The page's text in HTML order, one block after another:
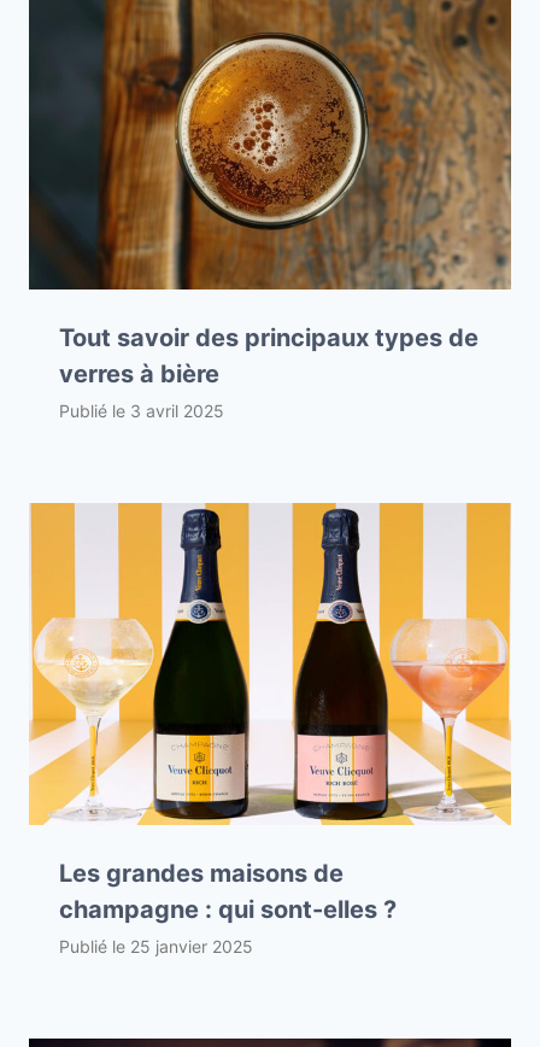
Tout savoir des principaux types de
verres à bière
Publié le 3 avril 2025
Les grandes maisons de
champagne : qui sont-elles ?
Publié le 25 janvier 2025